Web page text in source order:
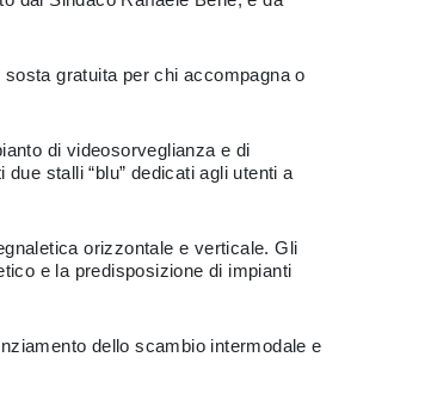
gratuita per chi accompagna o
di videosorveglianza e di
stalli “blu” dedicati agli utenti a
orizzontale e verticale. Gli
e la predisposizione di impianti
dello scambio intermodale e